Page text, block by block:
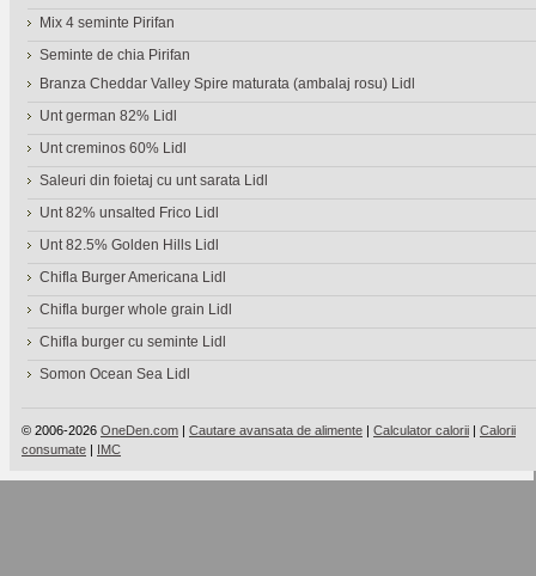
Mix 4 seminte Pirifan
Seminte de chia Pirifan
Branza Cheddar Valley Spire maturata (ambalaj rosu) Lidl
Unt german 82% Lidl
Unt creminos 60% Lidl
Saleuri din foietaj cu unt sarata Lidl
Unt 82% unsalted Frico Lidl
Unt 82.5% Golden Hills Lidl
Chifla Burger Americana Lidl
Chifla burger whole grain Lidl
Chifla burger cu seminte Lidl
Somon Ocean Sea Lidl
© 2006-2026 OneDen.com | Cautare avansata de alimente | Calculator calorii | Calorii
consumate | IMC